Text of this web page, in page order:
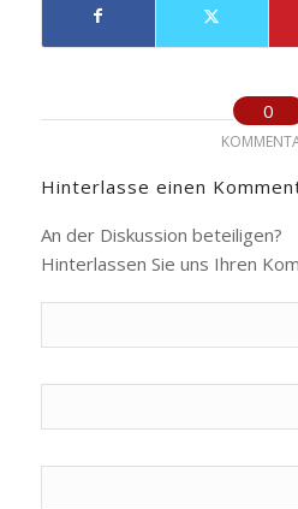
0
Hinterlasse einen
An der Diskussion beteiligen?
Hinterlassen Sie uns Ihren